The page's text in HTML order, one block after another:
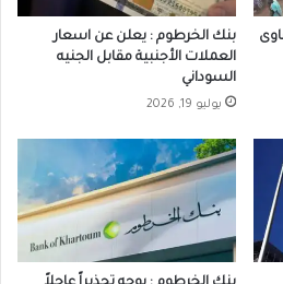
بنك الخرطوم : يعلن عن اسعار
العملات الأجنبية مقابل الجنيه
السوداني
يوليو 19, 2026